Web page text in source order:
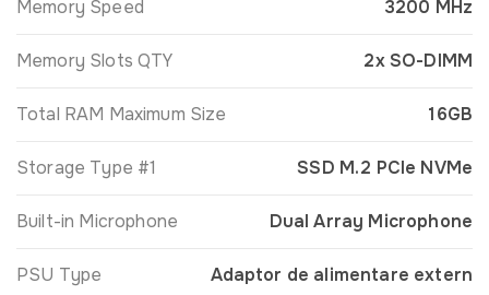
Memory Speed 3200 MHz
Memory Slots QTY 2x SO-DIMM
Total RAM Maximum Size 16GB
Storage Type #1 SSD M.2 PCIe NVMe
Built-in Microphone Dual Array Microphone
PSU Type Adaptor de alimentare extern